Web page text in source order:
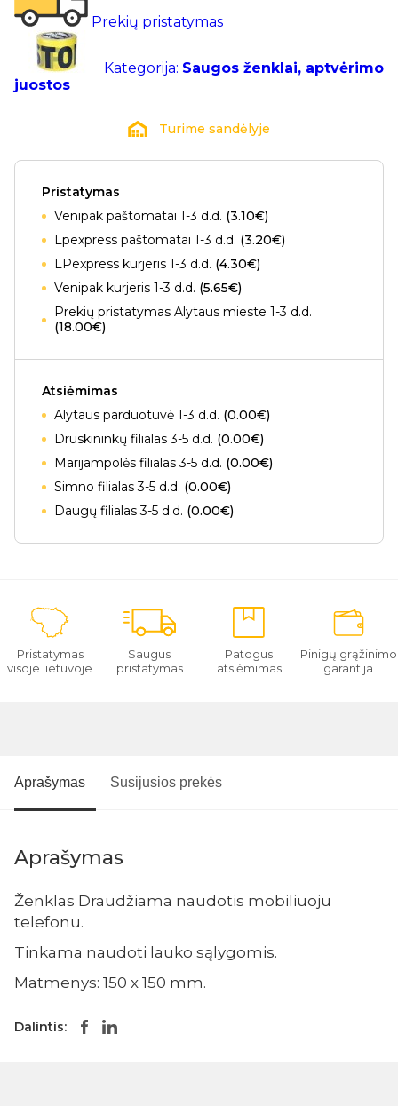
Prekių pristatymas
Kategorija: Saugos ženklai, aptvėrimo
juostos
Turime sandėlyje
Pristatymas
Venipak paštomatai 1-3 d.d. (3.10€)
Lpexpress paštomatai 1-3 d.d. (3.20€)
LPexpress kurjeris 1-3 d.d. (4.30€)
Venipak kurjeris 1-3 d.d. (5.65€)
Prekių pristatymas Alytaus mieste 1-3 d.d.
(18.00€)
Atsiėmimas
Alytaus parduotuvė 1-3 d.d. (0.00€)
Druskininkų filialas 3-5 d.d. (0.00€)
Marijampolės filialas 3-5 d.d. (0.00€)
Simno filialas 3-5 d.d. (0.00€)
Daugų filialas 3-5 d.d. (0.00€)
Pristatymas
visoje lietuvoje
Saugus
pristatymas
Patogus
atsiėmimas
Pinigų grąžinimo
garantija
Aprašymas Susijusios prekės
Aprašymas
Ženklas Draudžiama naudotis mobiliuoju
telefonu.
Tinkama naudoti lauko sąlygomis.
Matmenys: 150 x 150 mm.
Dalintis: